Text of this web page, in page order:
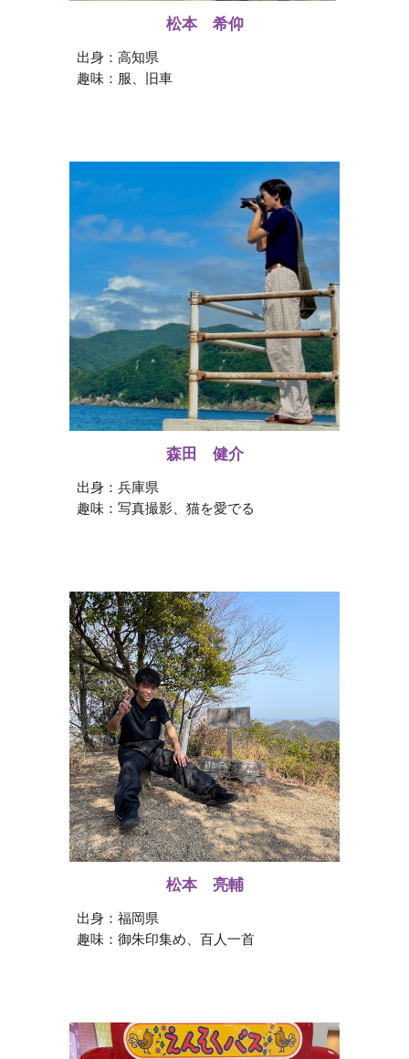
松本 希仰
出身：高知県
趣味： 服、旧車
森田 健介
出身：兵庫県
趣味：写真撮影、猫を愛でる
松本 亮輔
出身：福岡県
趣味：御朱印集め、百人一首